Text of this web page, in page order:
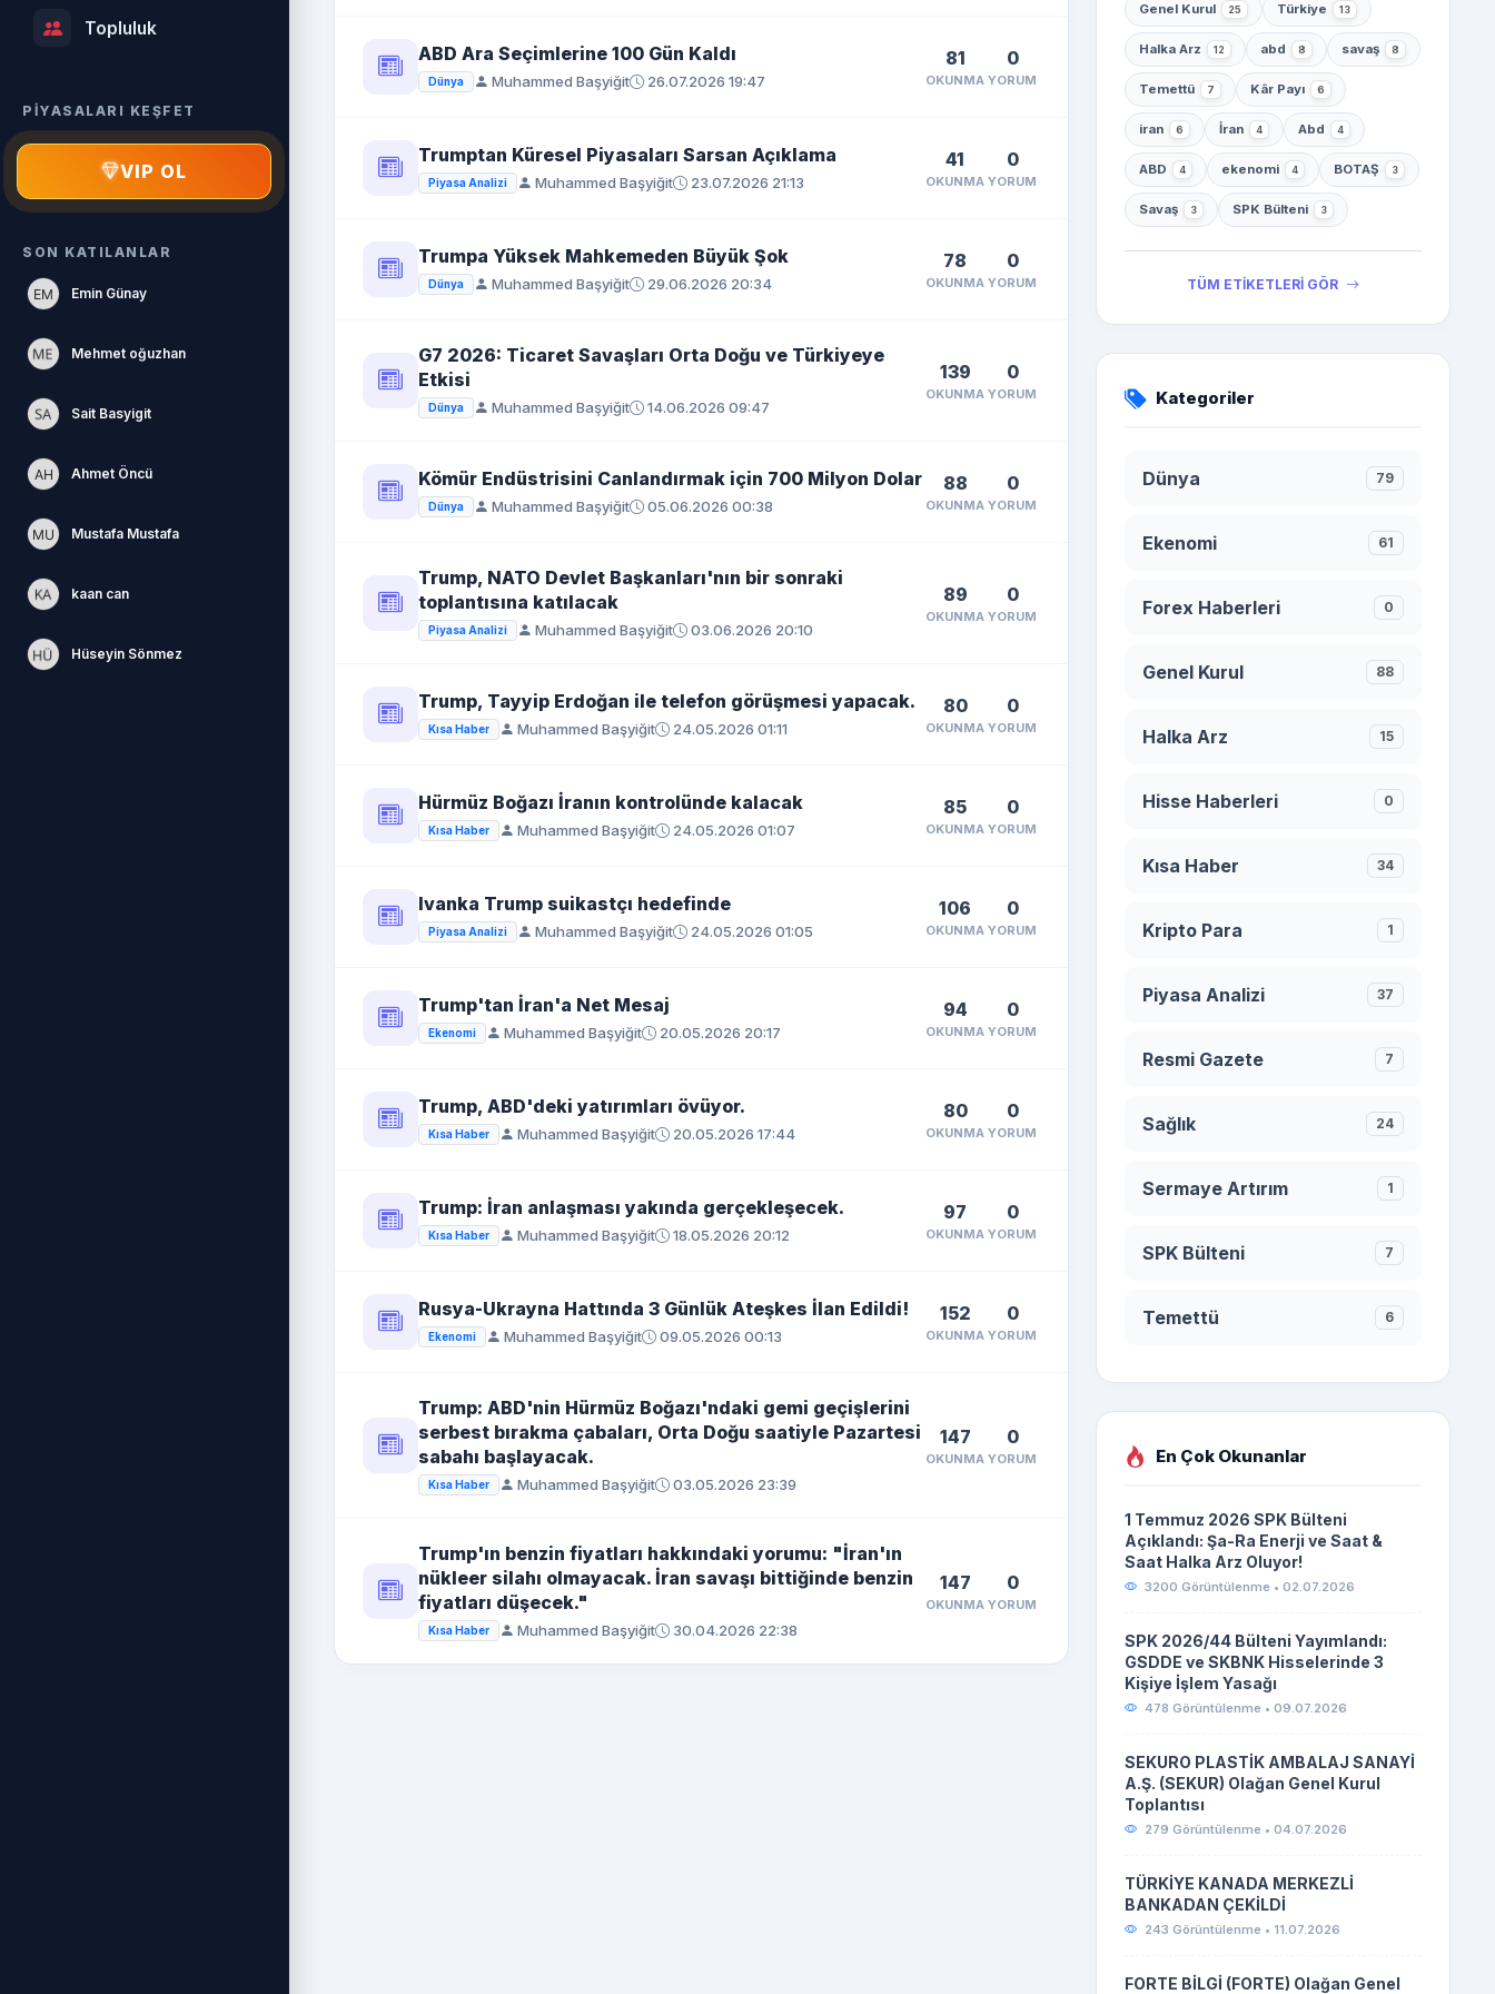
Topluluk
PİYASALARI KEŞFET
VIP OL
SON KATILANLAR
Emin Günay
Mehmet oğuzhan
Sait Basyigit
Ahmet Öncü
Mustafa Mustafa
kaan can
Hüseyin Sönmez
ABD Ara Seçimlerine 100 Gün Kaldı
Dünya Muhammed Başyiğit 26.07.2026 19:47
81
OKUNMA
0
YORUM
Trumptan Küresel Piyasaları Sarsan Açıklama
Piyasa Analizi Muhammed Başyiğit 23.07.2026 21:13
41
OKUNMA
0
YORUM
Trumpa Yüksek Mahkemeden Büyük Şok
Dünya Muhammed Başyiğit 29.06.2026 20:34
78
OKUNMA
0
YORUM
G7 2026: Ticaret Savaşları Orta Doğu ve Türkiyeye
Etkisi
Dünya Muhammed Başyiğit 14.06.2026 09:47
139
OKUNMA
0
YORUM
Kömür Endüstrisini Canlandırmak için 700 Milyon Dolar
Dünya Muhammed Başyiğit 05.06.2026 00:38
88
OKUNMA
0
YORUM
Trump, NATO Devlet Başkanları'nın bir sonraki
toplantısına katılacak
Piyasa Analizi Muhammed Başyiğit 03.06.2026 20:10
89
OKUNMA
0
YORUM
Trump, Tayyip Erdoğan ile telefon görüşmesi yapacak.
Kısa Haber Muhammed Başyiğit 24.05.2026 01:11
80
OKUNMA
0
YORUM
Hürmüz Boğazı İranın kontrolünde kalacak
Kısa Haber Muhammed Başyiğit 24.05.2026 01:07
85
OKUNMA
0
YORUM
Ivanka Trump suikastçı hedefinde
Piyasa Analizi Muhammed Başyiğit 24.05.2026 01:05
106
OKUNMA
0
YORUM
Trump'tan İran'a Net Mesaj
Ekenomi Muhammed Başyiğit 20.05.2026 20:17
94
OKUNMA
0
YORUM
Trump, ABD'deki yatırımları övüyor.
Kısa Haber Muhammed Başyiğit 20.05.2026 17:44
80
OKUNMA
0
YORUM
Trump: İran anlaşması yakında gerçekleşecek.
Kısa Haber Muhammed Başyiğit 18.05.2026 20:12
97
OKUNMA
0
YORUM
Rusya-Ukrayna Hattında 3 Günlük Ateşkes İlan Edildi!
Ekenomi Muhammed Başyiğit 09.05.2026 00:13
152
OKUNMA
0
YORUM
Trump: ABD'nin Hürmüz Boğazı'ndaki gemi geçişlerini
serbest bırakma çabaları, Orta Doğu saatiyle Pazartesi
sabahı başlayacak.
Kısa Haber Muhammed Başyiğit 03.05.2026 23:39
147
OKUNMA
0
YORUM
Trump'ın benzin fiyatları hakkındaki yorumu: "İran'ın
nükleer silahı olmayacak. İran savaşı bittiğinde benzin
fiyatları düşecek."
Kısa Haber Muhammed Başyiğit 30.04.2026 22:38
147
OKUNMA
0
YORUM
Genel Kurul 25 Türkiye 13
Halka Arz 12 abd 8 savaş 8
Temettü 7 Kâr Payı 6
iran 6 İran 4 Abd 4
ABD 4 ekenomi 4 BOTAŞ 3
Savaş 3 SPK Bülteni 3
TÜM ETİKETLERİ GÖR
Kategoriler
Dünya 79
Ekenomi 61
Forex Haberleri 0
Genel Kurul 88
Halka Arz 15
Hisse Haberleri 0
Kısa Haber 34
Kripto Para 1
Piyasa Analizi 37
Resmi Gazete 7
Sağlık 24
Sermaye Artırım 1
SPK Bülteni 7
Temettü 6
En Çok Okunanlar
1 Temmuz 2026 SPK Bülteni
Açıklandı: Şa-Ra Enerji ve Saat &
Saat Halka Arz Oluyor!
3200 Görüntülenme • 02.07.2026
SPK 2026/44 Bülteni Yayımlandı:
GSDDE ve SKBNK Hisselerinde 3
Kişiye İşlem Yasağı
478 Görüntülenme • 09.07.2026
SEKURO PLASTİK AMBALAJ SANAYİ
A.Ş. (SEKUR) Olağan Genel Kurul
Toplantısı
279 Görüntülenme • 04.07.2026
TÜRKİYE KANADA MERKEZLİ
BANKADAN ÇEKİLDİ
243 Görüntülenme • 11.07.2026
FORTE BİLGİ (FORTE) Olağan Genel